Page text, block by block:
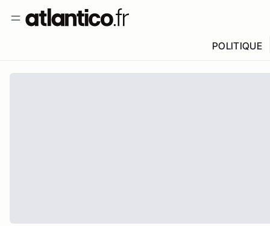
POLITIQUE